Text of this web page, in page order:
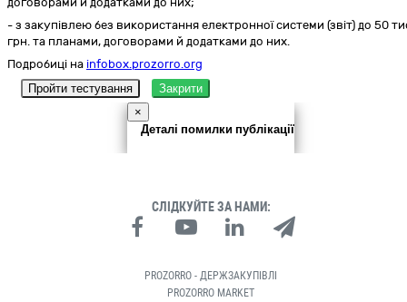
- з закупівлею без використання електронної системи (звіт) до 50
грн. та планами, договорами й додатками до них.
Подробиці на infobox.prozorro.org
Пройти тестування
Закрити
×
Деталі помилки публікації
СЛІДКУЙТЕ ЗА НАМИ:
PROZORRO - ДЕРЖЗАКУПІВЛІ
PROZORRO MARKET